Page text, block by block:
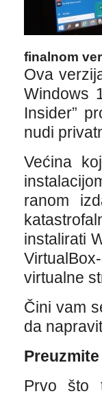
finalnom
Ova
Windows
Insider”
nudi
Većina
ranom
instalirati
virtualne
Čini vam
da
Prvo što